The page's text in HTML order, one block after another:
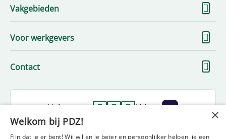
Vakgebieden
Voor werkgevers
Contact
Volg ons op Lid van ×
Welkom bij PDZ!
Fijn dat je er bent! Wij willen je beter en persoonlijker helpen, je een